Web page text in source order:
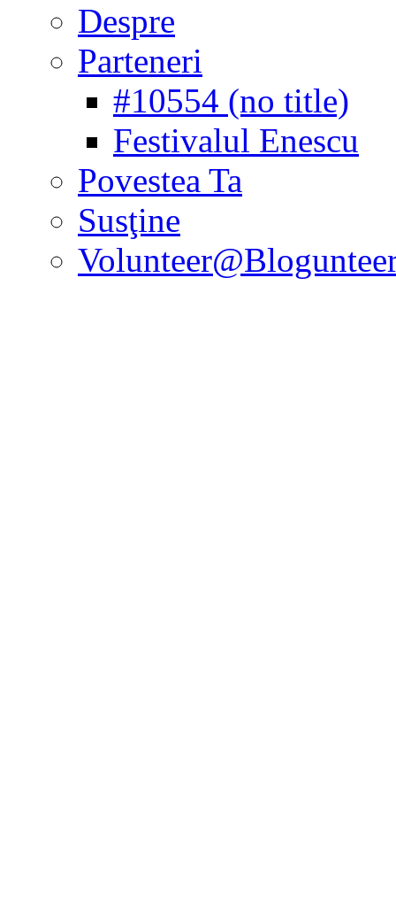
Despre
Parteneri
#10554 (no title)
Festivalul Enescu
Povestea Ta
Susţine